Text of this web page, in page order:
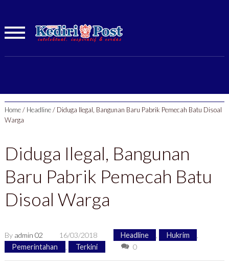
Home/ Headline/ Diduga Ilegal, Bangunan Baru Pabrik Pemecah Batu Disoal
Warga
Diduga Ilegal, Bangunan
Baru Pabrik Pemecah Batu
Disoal Warga
By admin 02 16/03/2018 Headline Hukrim
Pemerintahan
Terkini 0